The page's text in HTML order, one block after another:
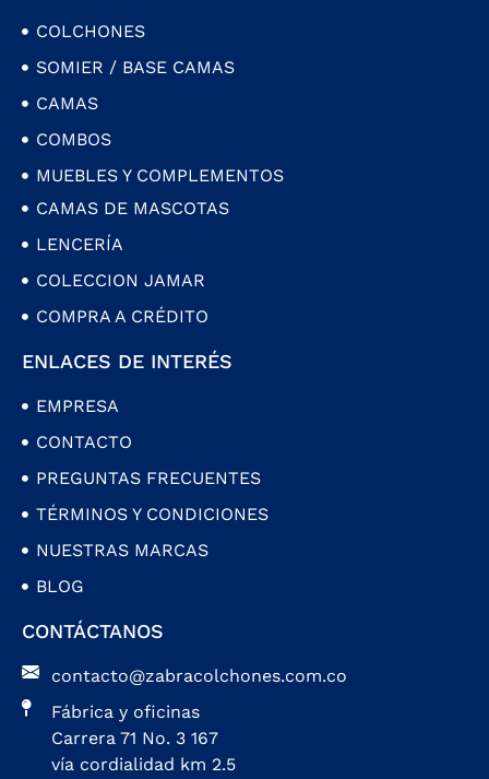
COLCHONES
SOMIER / BASE CAMAS
CAMAS
COMBOS
MUEBLES Y COMPLEMENTOS
CAMAS DE MASCOTAS
LENCERÍA
COLECCION JAMAR
COMPRA A CRÉDITO
ENLACES DE INTERÉS
EMPRESA
CONTACTO
PREGUNTAS FRECUENTES
TÉRMINOS Y CONDICIONES
NUESTRAS MARCAS
BLOG
CONTÁCTANOS
contacto@zabracolchones.com.co
Fábrica y oficinas
Carrera 71 No. 3 167
vía cordialidad km 2.5